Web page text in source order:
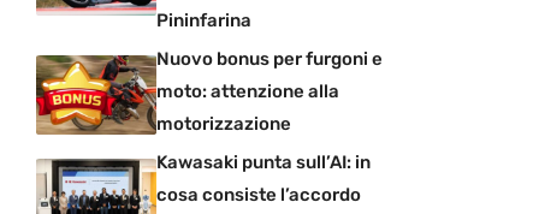
Pininfarina
Nuovo bonus per furgoni e
moto: attenzione alla
motorizzazione
Kawasaki punta sull’AI: in
cosa consiste l’accordo